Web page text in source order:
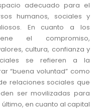
adecuado para el
humanos, sociales y
En cuanto a los
el compromiso,
cultura, confianza y
se refieren a la
“buena voluntad” como
relaciones sociales que
ser movilizadas para
en cuanto al capital